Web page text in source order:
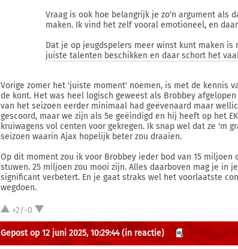
Vraag is ook hoe belangrijk je zo'n argument als
maken. Ik vind het zelf vooral emotioneel, en
Dat je op jeugdspelers meer winst kunt maken
juiste talenten beschikken en daar schort het
Vorige zomer het 'juiste moment' noemen, is met de kennis
de kont. Het was heel logisch geweest als Brobbey
van het seizoen eerder minimaal had geëvenaard maar
gescoord, maar we zijn als 5e geëindigd en hij heeft op het
kruiwagens vol centen voor gekregen. Ik snap wel dat ze 'm
seizoen waarin Ajax hopelijk beter zou draaien.
Op dit moment zou ik voor Brobbey ieder bod van 15
stuwen. 25 miljoen zou mooi zijn. Alles daarboven mag je in
significant verbetert. En je gaat straks wel het voorlaatste
wegdoen.
+2/-0
Gepost op 12 juni 2025, 10:29:44 (in reactie)